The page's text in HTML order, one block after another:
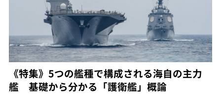
《特集》5つの艦種で構成される海自の主力
艦 基礎から分かる「護衛艦」概論